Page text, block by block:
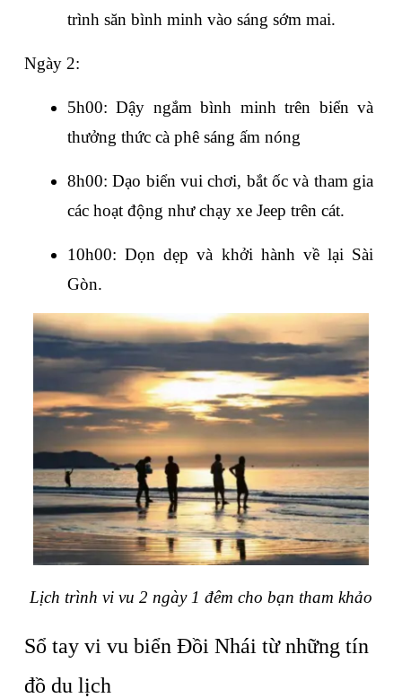
trình săn bình minh vào sáng sớm mai.
Ngày 2:
5h00: Dậy ngắm bình minh trên biển và
thưởng thức cà phê sáng ấm nóng
8h00: Dạo biển vui chơi, bắt ốc và tham gia
các hoạt động như chạy xe Jeep trên cát.
10h00: Dọn dẹp và khởi hành về lại Sài
Gòn.
Lịch trình vi vu 2 ngày 1 đêm cho bạn tham khảo
Sổ tay vi vu biển Đồi Nhái từ những tín
đồ du lịch